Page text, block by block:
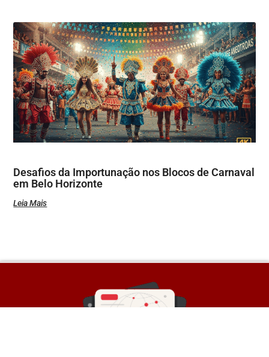
Desafios da Importunação nos Blocos de Carnaval
em Belo Horizonte
Leia Mais